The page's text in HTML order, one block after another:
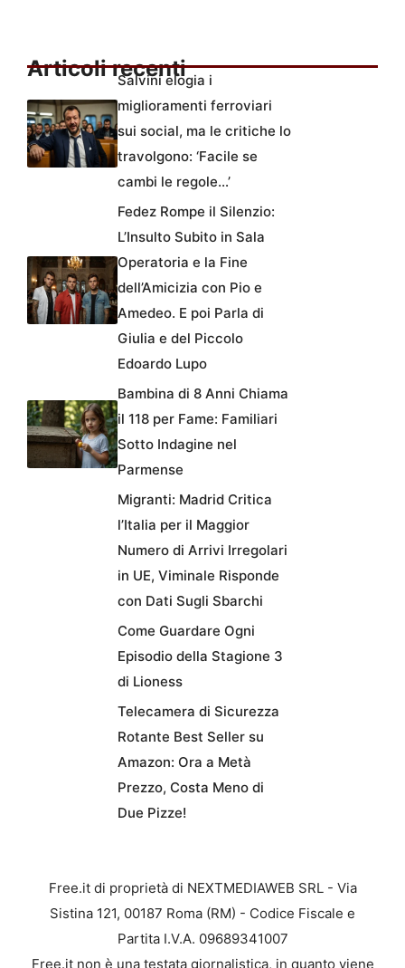
Articoli recenti
Salvini elogia i
miglioramenti ferroviari
sui social, ma le critiche lo
travolgono: ‘Facile se
cambi le regole…’
Fedez Rompe il Silenzio:
L’Insulto Subito in Sala
Operatoria e la Fine
dell’Amicizia con Pio e
Amedeo. E poi Parla di
Giulia e del Piccolo
Edoardo Lupo
Bambina di 8 Anni Chiama
il 118 per Fame: Familiari
Sotto Indagine nel
Parmense
Migranti: Madrid Critica
l’Italia per il Maggior
Numero di Arrivi Irregolari
in UE, Viminale Risponde
con Dati Sugli Sbarchi
Come Guardare Ogni
Episodio della Stagione 3
di Lioness
Telecamera di Sicurezza
Rotante Best Seller su
Amazon: Ora a Metà
Prezzo, Costa Meno di
Due Pizze!
Free.it di proprietà di NEXTMEDIAWEB SRL - Via
Sistina 121, 00187 Roma (RM) - Codice Fiscale e
Partita I.V.A. 09689341007
Free.it non è una testata giornalistica, in quanto viene